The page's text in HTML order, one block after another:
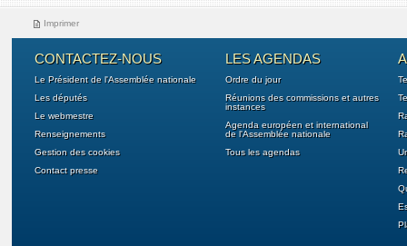
Imprimer
CONTACTEZ-NOUS
Le Président de l'Assemblée nationale
Les députés
Le webmestre
Renseignements
Gestion des cookies
Contact presse
LES AGENDAS
Ordre du jour
Réunions des commissions et autres
instances
Agenda européen et international
de l'Assemblée nationale
Tous les agendas